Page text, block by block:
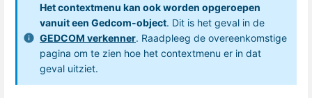
Het contextmenu kan ook worden opgeroepen
vanuit een Gedcom-object. Dit is het geval in de
GEDCOM verkenner. Raadpleeg de overeenkomstige
pagina om te zien hoe het contextmenu er in dat
geval uitziet.